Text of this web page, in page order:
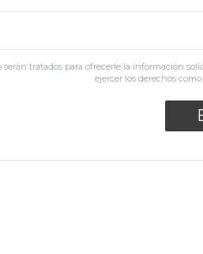
tratados para ofrecerle la información
ejercer los derechos